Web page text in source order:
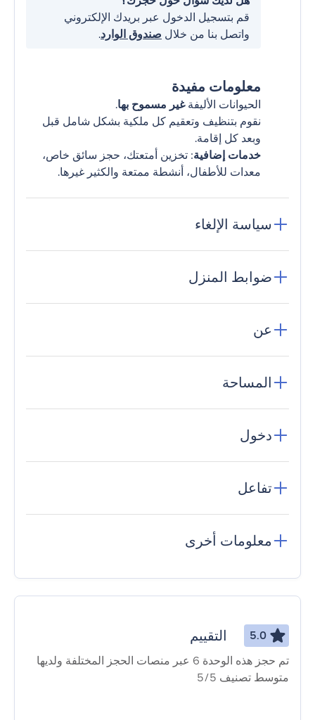
قم بتسجيل الدخول عبر بريدك الإلكتروني
واتصل بنا من خلال صندوق الوارد.
معلومات مفيدة
الحيوانات الأليفةغير مسموح بها.
نقوم بتنظيف وتعقيم كل ملكية بشكل شامل قبل
وبعد كل إقامة.
خدمات إضافية: تخزين أمتعتك، حجز سائق خاص،
معدات للأطفال، أنشطة ممتعة والكثير غيرها.
سياسة الإلغاء
ضوابط المنزل
عن
المساحة
دخول
تفاعل
معلومات أخرى
5.0 التقييم
تم حجز هذه الوحدة 6 عبر منصات الحجز المختلفة ولديها
متوسط ​​تصنيف 5/5